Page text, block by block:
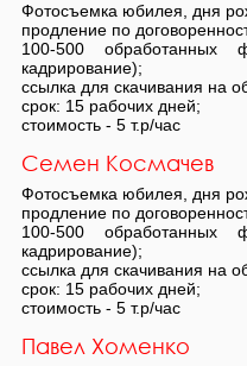
Фотосъемка юбилея, дня
продление по
100-500 обработанных
кадрирование);
ссылка для скачивания на
срок: 15 рабочих дней;
стоимость - 5 т.р/час
Семен Космачев
Фотосъемка юбилея, дня
продление по
100-500 обработанных
кадрирование);
ссылка для скачивания на
срок: 15 рабочих дней;
стоимость - 5 т.р/час
Павел Хоменко